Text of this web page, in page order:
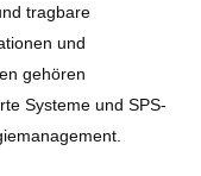
tragbare
und
gehören
Systeme und SPS-